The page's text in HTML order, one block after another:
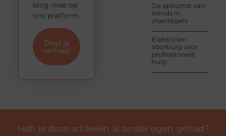
De opkomst van
trends in
vloertegels
Elektricien
Voorburg voor
professionele
hulp
blog mee op
ons platform.
Deel je
verhaal
Heb je deze artikelen al onder ogen gehad?